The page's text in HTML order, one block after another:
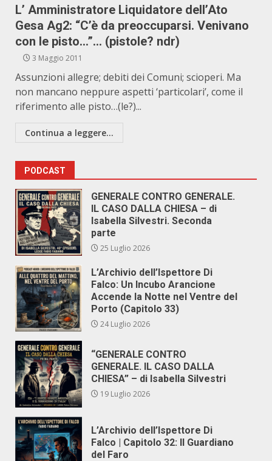
L’ Amministratore Liquidatore dell’Ato
Gesa Ag2: “C’è da preoccuparsi. Venivano
con le pisto…”… (pistole? ndr)
3 Maggio 2011
Assunzioni allegre; debiti dei Comuni; scioperi. Ma
non mancano neppure aspetti ‘particolari’, come il
riferimento alle pisto…(le?)...
Continua a leggere...
PODCAST
GENERALE CONTRO GENERALE.
IL CASO DALLA CHIESA – di
Isabella Silvestri. Seconda
parte
25 Luglio 2026
L’Archivio dell’Ispettore Di
Falco: Un Incubo Arancione
Accende la Notte nel Ventre del
Porto (Capitolo 33)
24 Luglio 2026
“GENERALE CONTRO
GENERALE. IL CASO DALLA
CHIESA” – di Isabella Silvestri
19 Luglio 2026
L’Archivio dell’Ispettore Di
Falco | Capitolo 32: Il Guardiano
del Faro